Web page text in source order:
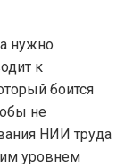
нужно
к
боится
не
НИИ труда
уровнем